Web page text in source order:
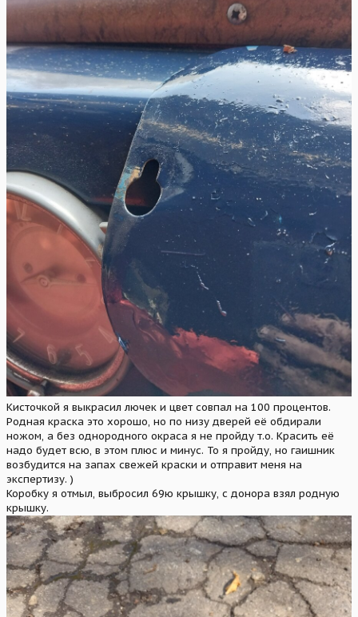
Кисточкой я выкрасил лючек и цвет совпал на 100 процентов.
Родная краска это хорошо, но по низу дверей её обдирали
ножом, а без однородного окраса я не пройду т.о. Красить её
надо будет всю, в этом плюс и минус. То я пройду, но гаишник
возбудится на запах свежей краски и отправит меня на
экспертизу. )
Коробку я отмыл, выбросил 69ю крышку, с донора взял родную
крышку.